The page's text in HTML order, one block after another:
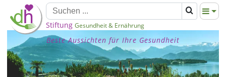
Stiftung Gesundheit & Ernährung
Beste Aussichten für Ihre Gesundheit